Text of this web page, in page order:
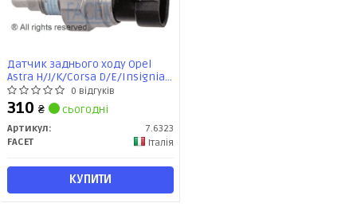
Датчик заднього ходу Opel
Astra H/J/K/Corsa D/E/Insignia
A/Meriva B/Zafira Br 1.0-3.0 04-
(7.6323) Facet
0 відгуків
310 ₴ сьогодні
Артикул:
7.6323
FACET
Італія
КУПИТИ